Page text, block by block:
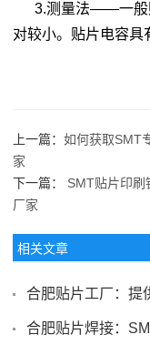
3.测量法——一般贴
对较小。贴片电容具
上一篇： 如何获取SMT
家
下一篇： SMT贴片印刷
厂家
相关文章